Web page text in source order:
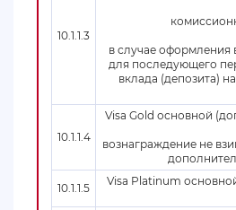
10.1.1.3
в случае оформления
для последующего
вклада (депозита)
10.1.1.4
Visa Gold основной
вознаграждение не
10.1.1.5
Visa Platinum